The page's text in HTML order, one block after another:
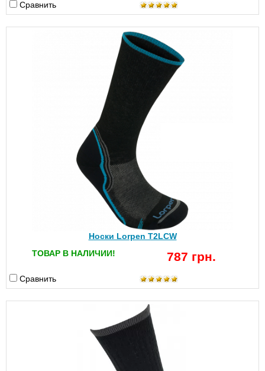
Сравнить
Носки Lorpen T2LCW
ТОВАР В НАЛИЧИИ!
787 грн.
Сравнить